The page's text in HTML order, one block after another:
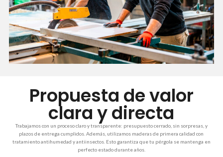
Propuesta de valor
clara y directa
Trabajamos con un proceso claro y transparente: presupuesto cerrado, sin sorpresas, y
plazos de entrega cumplidos. Además, utilizamos maderas de primera calidad con
tratamiento antihumedad y antiinsectos. Esto garantiza que tu pérgola se mantenga en
perfecto estado durante años.